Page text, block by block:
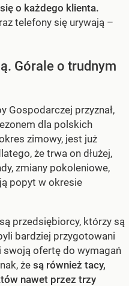
o każdego klienta.
telefony się urywają –
Górale o trudnym
Gospodarczej przyznał,
dla polskich
zimowy, jest już
że trwa on dłużej,
zmiany pokoleniowe,
popyt w okresie
przedsiębiorcy, którzy są
bardziej przygotowani
ofertę do wymagań
że są również tacy,
nawet przez trzy